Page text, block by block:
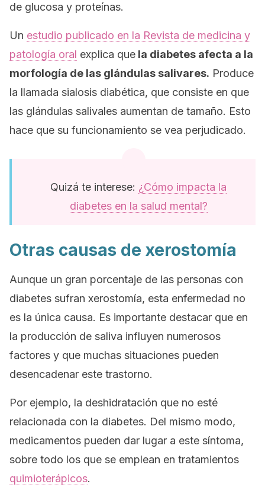
de glucosa y proteínas.
Un estudio publicado en la Revista de medicina y
patología oral explica que la diabetes afecta a la
morfología de las glándulas salivares. Produce
la llamada sialosis diabética, que consiste en que
las glándulas salivales aumentan de tamaño. Esto
hace que su funcionamiento se vea perjudicado.
Quizá te interese: ¿Cómo impacta la
diabetes en la salud mental?
Otras causas de xerostomía
Aunque un gran porcentaje de las personas con
diabetes sufran xerostomía, esta enfermedad no
es la única causa. Es importante destacar que en
la producción de saliva influyen numerosos
factores y que muchas situaciones pueden
desencadenar este trastorno.
Por ejemplo, la deshidratación que no esté
relacionada con la diabetes. Del mismo modo,
medicamentos pueden dar lugar a este síntoma,
sobre todo los que se emplean en tratamientos
quimioterápicos.